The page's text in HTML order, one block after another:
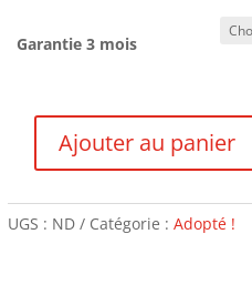
Garantie 3 mois
quantité
Motobécane
Mirage
Ajouter au panier
UGS : ND Catégorie : Adopté !